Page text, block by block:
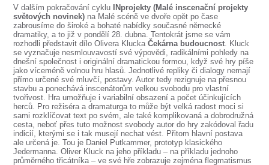
DÁLE NABÍZÍME
V dalším pokračování cyklu
INprojekty (Malé inscenační projekty
světových novinek) na Malé scéně ve dvoře opět po čase
zabrousíme do široké a bohaté nabídky současné německé
dramatiky, a to již v pondělí 28. dubna. Tentokrát jsme se vám
rozhodli představit dílo Olivera KluckaČekárna budoucnost . Kluck
se vyznačuje nesmlouvavostí své výpovědi, radikálními pohledy na
dnešní společnost i originální dramatickou formou, když své hry píše
jako víceméně volnou hru hlasů. Jednotlivé repliky či dialogy nemají
přímo určené své mluvčí, postavy. Autor tedy rezignuje na přesnou
stavbu a ponechává inscenátorům velkou svobodu pro vlastní
tvořivost. Hra umožňuje i variabilní obsazení a počet účinkujících
herců. Pro režiséra a dramaturga to může být velká radost moci si
sami rozklíčovat text po svém, ale také komplikovaná a dobrodružná
cesta, neboť přes tuto možnost svobody autor do hry zakódoval řadu
indicií, kterými se i tak musejí nechat vést. Přitom hlavní postava
ale určená je. Tou je Daniel Putkammer, prototyp klasického
Jedermanna. Oliver Kluck na jeho příkladu – na příkladu jednoho
průměrného třicátníka – ve své hře zobrazuje zejména flegmatismus